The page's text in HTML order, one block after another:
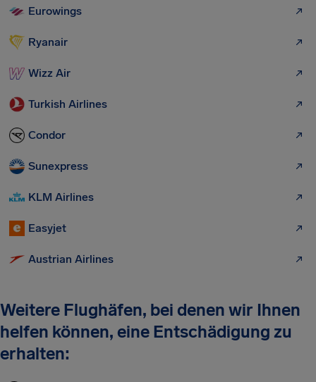
Eurowings
Ryanair
Wizz Air
Turkish Airlines
Condor
Sunexpress
KLM Airlines
Easyjet
Austrian Airlines
Weitere Flughäfen, bei denen wir Ihnen
helfen können, eine Entschädigung zu
erhalten: